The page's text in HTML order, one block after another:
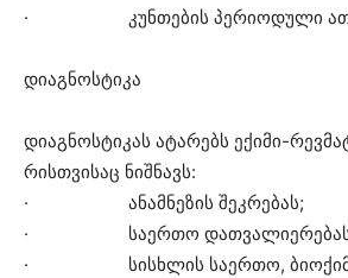
· კუნთების პერიოდული
დიაგნოსტიკა
დიაგნოსტიკას ატარებს ექიმი-
რისთვისაც ნიშნავს:
· ანამნეზის შეკრებას;
· საერთო
· სისხლის საერთო,